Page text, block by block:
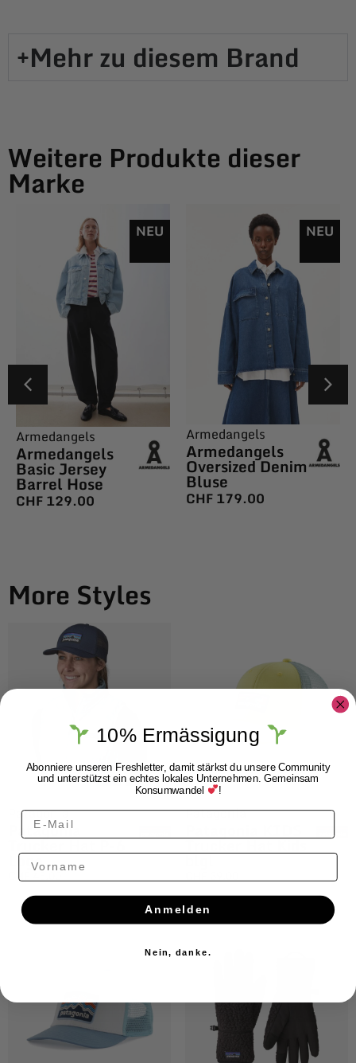
Mehr zu diesem Brand​
Weitere Produkte dieser
Marke
NEU
Armedangels
Armedangels
Basic Jersey
Barrel Hose
CHF129.00
NEU
Armedangels
Armedangels
Oversized Denim
Bluse
CHF179.00
More Styles
Patagonia
Patagonia
Trucker Hat P-6
Logo
CHF45.00
Patagonia
Trucker Hat Kids
blgl
CHF39.00
10% Ermässigung
Abonniere unseren Freshletter, damit stärkst du unsere Community
und unterstützst ein echtes lokales Unternehmen. Gemeinsam
Konsumwandel !
Vorname
Anmelden
Nein, danke.